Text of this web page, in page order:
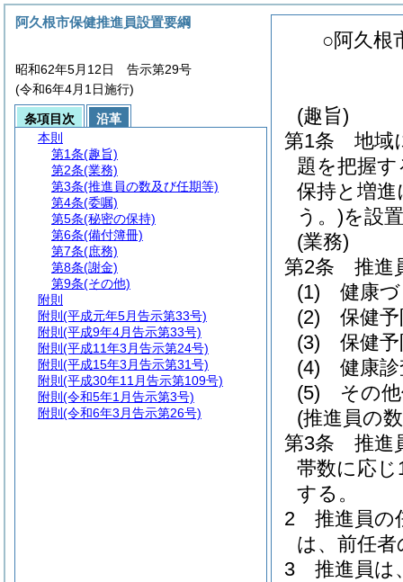
○阿久根
(趣旨)
第1条
地域
題を把握
保持と増
う。)を設
(業務)
第2条
推進
(1)
健康
(2)
保健
(3)
保健
(4)
健康
(5)
その
(推進員の
第3条
推進
帯数に応
する。
2
推進員の
は、前任
3
推進員は
阿久根市保健推進員設置要綱
昭和62年5月12日 告示第29号
(令和6年4月1日施行)
条項目次
沿革
本則
第1条(趣旨)
第2条(業務)
第3条(推進員の数及び任期等)
第4条(委嘱)
第5条(秘密の保持)
第6条(備付簿冊)
第7条(庶務)
第8条(謝金)
第9条(その他)
附則
附則 (平成元年5月告示第33号)
附則 (平成9年4月告示第33号)
附則 (平成11年3月告示第24号)
附則 (平成15年3月告示第31号)
附則 (平成30年11月告示第109号)
附則 (令和5年1月告示第3号)
附則 (令和6年3月告示第26号)